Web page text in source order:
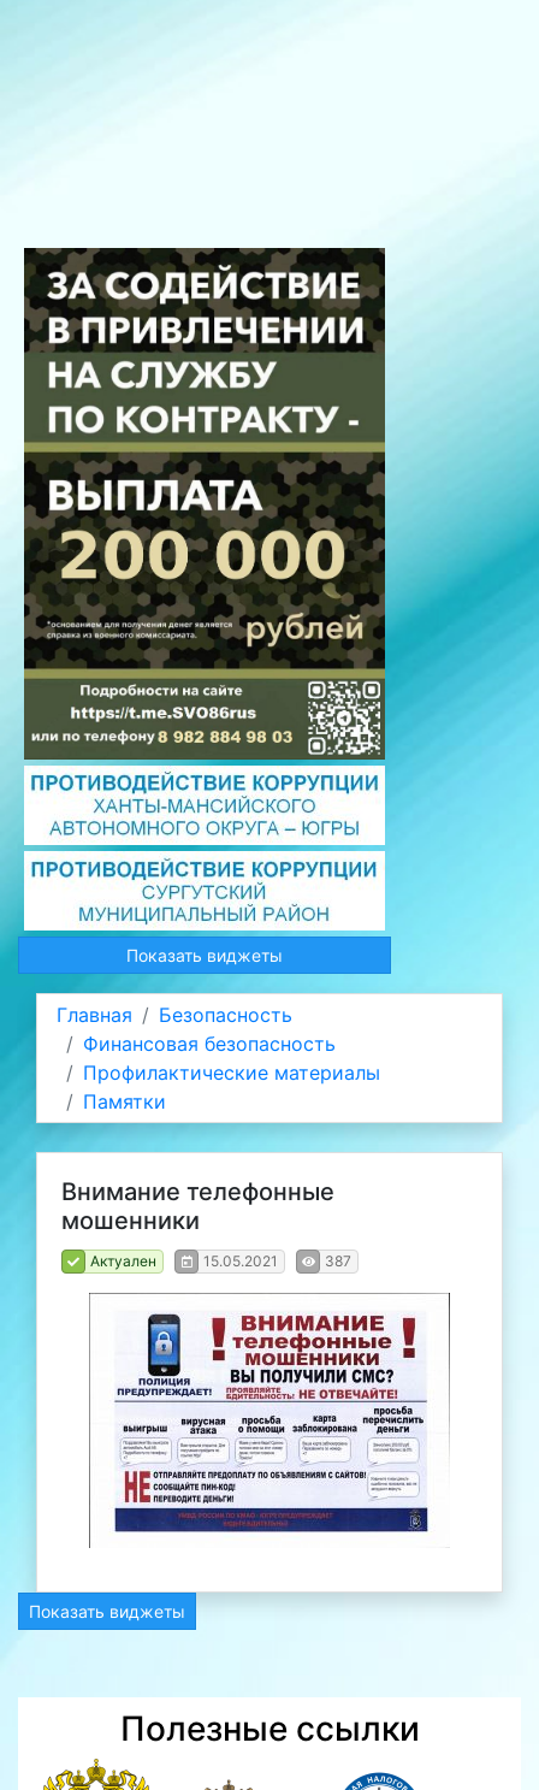
Показать виджеты
Главная
Безопасность
Финансовая безопасность
Профилактические материалы
Памятки
Внимание телефонные
мошенники
Актуален 15.05.2021 387
Показать виджеты
Полезные ссылки